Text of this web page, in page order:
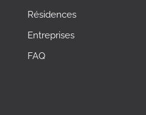
Résidences
Entreprises
FAQ